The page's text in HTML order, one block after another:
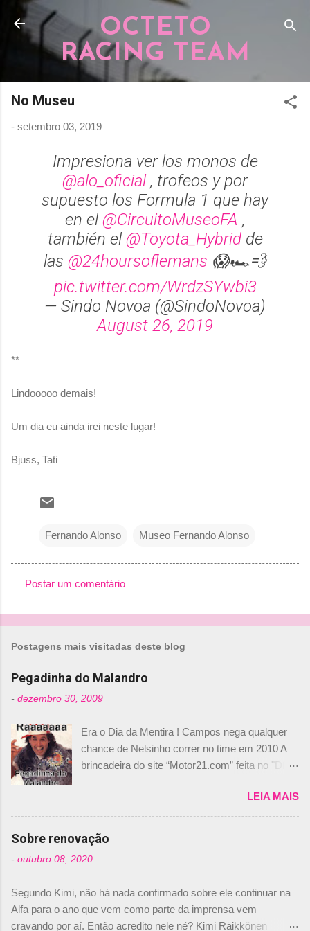
Pular para o conteúdo principal
OCTETO
RACING TEAM
No Museu
- setembro 03, 2019
Impresiona ver los monos de
@alo_oficial, trofeos y por
supuesto los Formula 1 que hay
en el@CircuitoMuseoFA ,
también el@Toyota_Hybridde
las @24hoursoflemans 😱🏎💨
pic.twitter.com/WrdzSYwbi3
— Sindo Novoa (@SindoNovoa)
August 26, 2019
**
Lindooooo demais!
Um dia eu ainda irei neste lugar!
Bjuss, Tati
Fernando Alonso Museo Fernando Alonso
o
n
t
r
i
o
Postar um comentário
Postagens mais visitadas deste blog
Pegadinha do Malandro
- dezembro 30, 2009
Era o Dia da Mentira ! Campos nega qualquer
chance de Nelsinho correr no time em 2010 A
brincadeira do site “Motor21.com” feita no "Día
de abril –, afirmando que Nelson Piquet havia
comprado 15% das ações da Campos, dando,
com isso, um lugar no time a Nelsinho Piquet,
foi esclarecida de uma vez por todas por
Daniele Audetto, diretor da escuderia. O
não será o companheiro de Bruno Senna em
2010. "Na verdade, nós recebemos uma oferta
LEIA MAIS
Sobre renovação
- outubro 08, 2020
Segundo Kimi, não há nada confirmado sobre ele continuar na
Alfa para o ano que vem como parte da imprensa vem
cravando por aí. Então acredito nele né? Kimi Räikkönen